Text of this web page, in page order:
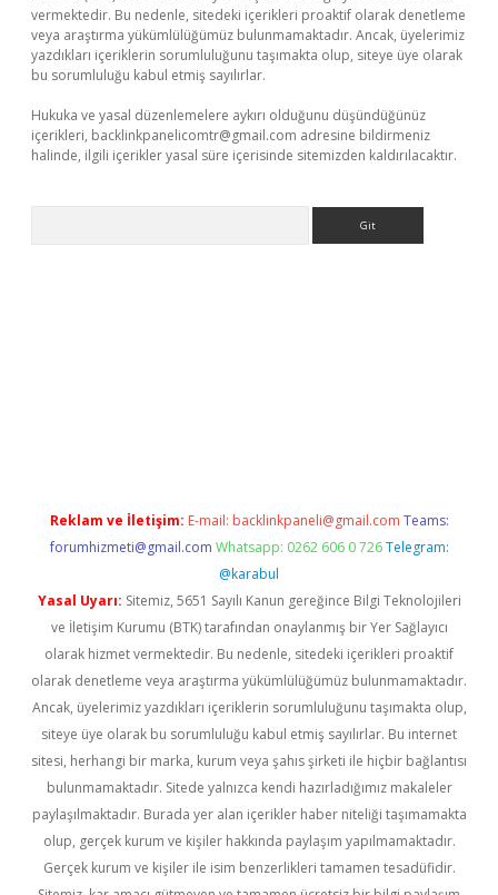
vermektedir. Bu nedenle, sitedeki içerikleri proaktif olarak denetleme
veya araştırma yükümlülüğümüz bulunmamaktadır. Ancak, üyelerimiz
yazdıkları içeriklerin sorumluluğunu taşımakta olup, siteye üye olarak
bu sorumluluğu kabul etmiş sayılırlar.
Hukuka ve yasal düzenlemelere aykırı olduğunu düşündüğünüz
içerikleri, backlinkpanelicomtr@gmail.com adresine bildirmeniz
halinde, ilgili içerikler yasal süre içerisinde sitemizden kaldırılacaktır.
Reklam ve İletişim: E-mail: backlinkpaneli@gmail.com Teams:
forumhizmeti@gmail.com Whatsapp: 0262 606 0 726 Telegram:
@karabul
Yasal Uyarı: Sitemiz, 5651 Sayılı Kanun gereğince Bilgi Teknolojileri
ve İletişim Kurumu (BTK) tarafından onaylanmış bir Yer Sağlayıcı
olarak hizmet vermektedir. Bu nedenle, sitedeki içerikleri proaktif
olarak denetleme veya araştırma yükümlülüğümüz bulunmamaktadır.
Ancak, üyelerimiz yazdıkları içeriklerin sorumluluğunu taşımakta olup,
siteye üye olarak bu sorumluluğu kabul etmiş sayılırlar. Bu internet
sitesi, herhangi bir marka, kurum veya şahıs şirketi ile hiçbir bağlantısı
bulunmamaktadır. Sitede yalnızca kendi hazırladığımız makaleler
paylaşılmaktadır. Burada yer alan içerikler haber niteliği taşımamakta
olup, gerçek kurum ve kişiler hakkında paylaşım yapılmamaktadır.
Gerçek kurum ve kişiler ile isim benzerlikleri tamamen tesadüfidir.